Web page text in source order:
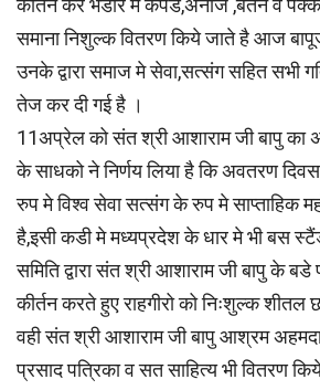
कीर्तन कर भंडारे मे कपडे,अनाज ,बर्तन व
समाना निशुल्क वितरण किये जाते है आज
उनके द्वारा समाज मे सेवा,सत्संग सहित सभी
तेज कर दी गई है ।
11अप्रेल को संत श्री आशाराम जी बापु का
के साधको ने निर्णय लिया है कि अवतरण
रुप मे विश्व सेवा सत्संग के रुप मे साप्ताहिक
है,इसी कडी मे मध्यप्रदेश के धार मे भी बस
समिति द्वारा संत श्री आशाराम जी बापु के
कीर्तन करते हुए राहगीरो को निःशुल्क शीतल
वही संत श्री आशाराम जी बापु आश्रम
प्रसाद पत्रिका व सत साहित्य भी वितरण